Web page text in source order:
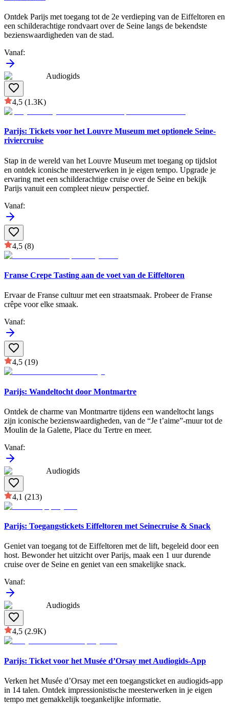
Ontdek Parijs met toegang tot de 2e verdieping van de Eiffeltoren en
een schilderachtige rondvaart over de Seine langs de bekendste
bezienswaardigheden van de stad.
Vanaf:
Audiogids
4,5 (1.3K)
Parijs: Tickets voor het Louvre Museum met optionele Seine-
riviercruise
Stap in de wereld van het Louvre Museum met toegang op tijdslot
en ontdek iconische meesterwerken in je eigen tempo. Upgrade je
ervaring met een schilderachtige cruise over de Seine en bekijk
Parijs vanuit een compleet nieuw perspectief.
Vanaf:
4,5 (8)
Franse Crepe Tasting aan de voet van de Eiffeltoren
Ervaar de Franse cultuur met een straatsmaak. Probeer de Franse
crêpe voor elke smaak.
Vanaf:
4,5 (19)
Parijs: Wandeltocht door Montmartre
Ontdek de charme van Montmartre tijdens een wandeltocht langs
zijn iconische bezienswaardigheden, van de “Je t’aime”-muur tot de
Moulin de la Galette, Place du Tertre en meer.
Vanaf:
Audiogids
4,1 (213)
Parijs: Toegangstickets Eiffeltoren met Seinecruise & Snack
Geniet van toegang tot de Eiffeltoren met de lift, begeleid door een
host. Bewonder het uitzicht over Parijs, maak een 1 uur durende
cruise over de Seine en geniet van een smakelijke snack.
Vanaf:
Audiogids
4,5 (2.9K)
Parijs: Ticket voor het Musée d’Orsay met Audiogids-App
Verken het Musée d’Orsay met een toegangsticket en audiogids-app
in 14 talen. Ontdek impressionistische meesterwerken in je eigen
tempo met gemakkelijk toegankelijke informatie.